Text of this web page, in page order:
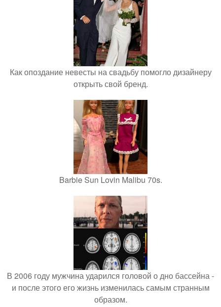
Как опоздание невесты на свадьбу помогло дизайнеру
открыть свой бренд.
Barbie Sun Lovin Malibu 70s.
В 2006 году мужчина ударился головой о дно бассейна -
и после этого его жизнь изменилась самым странным
образом.